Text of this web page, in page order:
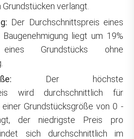
verlangt.
Der Durchschnittspreis eines
liegt um 19%
Grundstücks ohne
Der höchste
wird durchschnittlich für
Grundstücksgröße von 0 -
der niedrigste Preis pro
sich durchschnittlich im